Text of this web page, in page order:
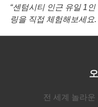
“센텀시티 인근 유일 1
링을 직접 체험해보세요
전 세계 놀라